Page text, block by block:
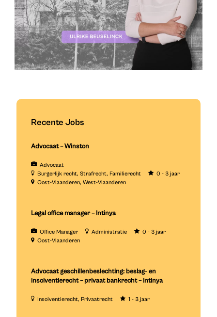
Recente Jobs
Advocaat – Winston
Advocaat
Burgerlijk recht Strafrecht Familierecht
0 - 3 jaar
Oost-Vlaanderen West-Vlaanderen
Legal office manager – Intinya
Office Manager Administratie
0 - 3 jaar
Oost-Vlaanderen
Advocaat geschillenbeslechting: beslag- en
insolventierecht – privaat bankrecht – Intinya
Insolventierecht Privaatrecht 1 - 3 jaar